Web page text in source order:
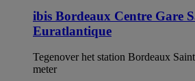
ibis Bordeaux Centre Gare
Euratlantique
Tegenover het station Bordeaux
meter